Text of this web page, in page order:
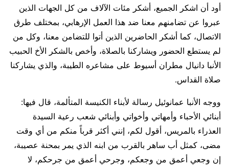
أود أن اشكر الجميع، أشكر مئات الآلاف من كل الجهات الذين
عبروا عن تضامنهم معنا ضد هذا العمل الإرهابي، بمختلف طرق
الاتصال، كما أشكر الحاضرين الذين أتوا للتضامن معنا، وكل من
لم يستطع الحضور ويشاركنا بالصلاة، وأخص بالشكر الأخ الحبيب
الأنبا دانيال مطران أسيوط على مشاعره الطيبة، والذي يشاركنا
صلاة القداس.
ووجه الأنبا عمانوئيل رسالة لأبناء الكنيسة المتألمة، قال فيها:
أبنائي الأحباء وأمهاتي وأخواتي وأبنائي شعب رعية السيدة
العذراء بالمريس، أقول لكم، إنني أكثر قرباً منكم من أي وقت
مضى، كمثل أب ساهر بالقرب من ابنه الذي يمر بمحنة عصيبة،
إن وجعي أعمق من وجعكم، وجرحي أعمق من جرحكم، لا